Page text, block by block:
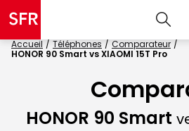
Accueil Téléphones
Comparateur
HONOR 90 Smart vs XIAOMI 15T Pro
HONOR 90 Smart